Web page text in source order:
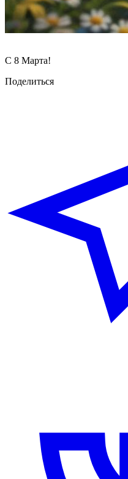
С 8 Марта!
Поделиться